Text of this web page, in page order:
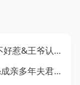
不好惹（109集）AI短剧
尾狐（20集）AI短剧